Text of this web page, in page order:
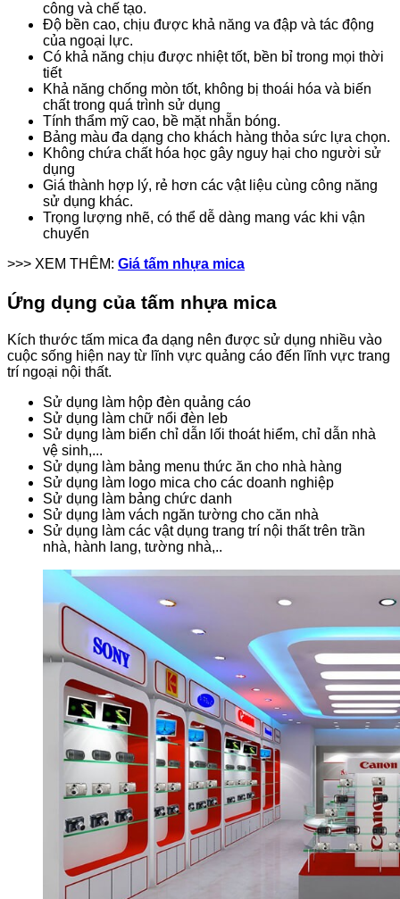
công và chế tạo.
Độ bền cao, chịu được khả năng va đập và tác động
của ngoại lực.
Có khả năng chịu được nhiệt tốt, bền bỉ trong mọi thời
tiết
Khả năng chống mòn tốt, không bị thoái hóa và biến
chất trong quá trình sử dụng
Tính thẩm mỹ cao, bề mặt nhẵn bóng.
Bảng màu đa dạng cho khách hàng thỏa sức lựa chọn.
Không chứa chất hóa học gây nguy hại cho người sử
dụng
Giá thành hợp lý, rẻ hơn các vật liệu cùng công năng
sử dụng khác.
Trọng lượng nhẽ, có thể dễ dàng mang vác khi vận
chuyển
>>> XEM THÊM: Giá tấm nhựa mica
Ứng dụng của tấm nhựa mica
Kích thước tấm mica đa dạng nên được sử dụng nhiều vào
cuộc sống hiện nay từ lĩnh vực quảng cáo đến lĩnh vực trang
trí ngoại nội thất.
Sử dụng làm hộp đèn quảng cáo
Sử dụng làm chữ nổi đèn leb
Sử dụng làm biển chỉ dẫn lối thoát hiểm, chỉ dẫn nhà
vệ sinh,...
Sử dụng làm bảng menu thức ăn cho nhà hàng
Sử dụng làm logo mica cho các doanh nghiệp
Sử dụng làm bảng chức danh
Sử dụng làm vách ngăn tường cho căn nhà
Sử dụng làm các vật dụng trang trí nội thất trên trần
nhà, hành lang, tường nhà,..